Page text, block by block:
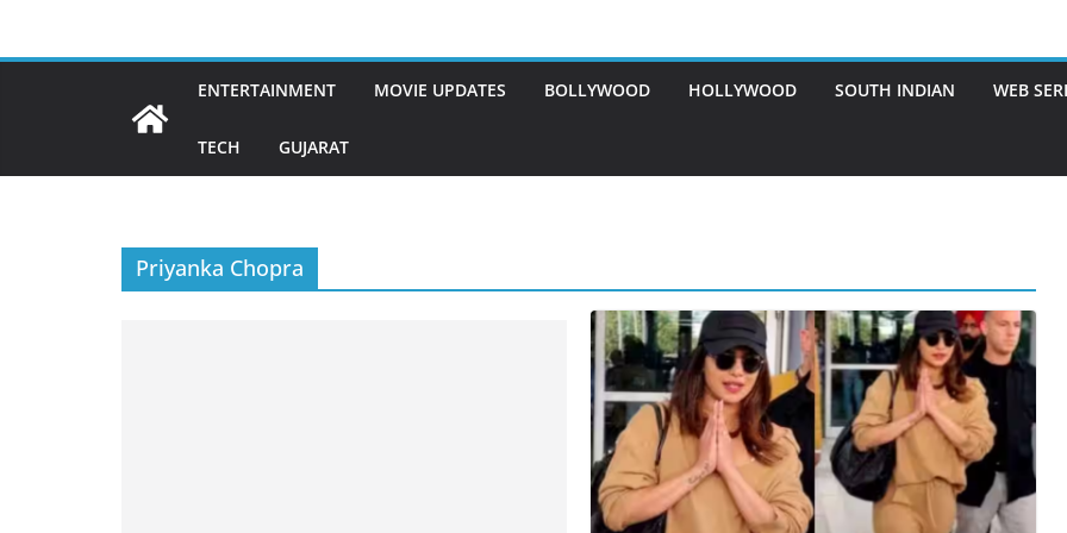
ENTERTAINMENT MOVIE UPDATES BOLLYWOOD HOLLYWOOD SOUTH INDIAN WEB
TECH GUJARAT
Priyanka Chopra